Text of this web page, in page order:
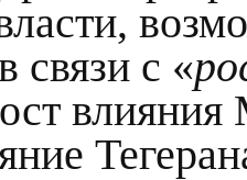
связи с «